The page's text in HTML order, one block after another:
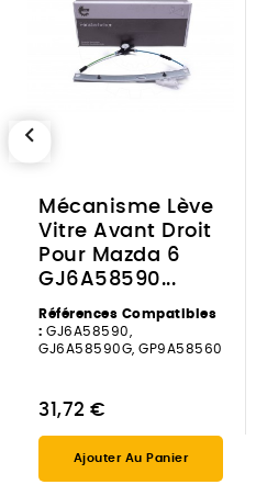
Mécanisme Lève
Vitre Avant Droit
Pour Mazda 6
GJ6A58590...
Références Compatibles
: GJ6A58590,
GJ6A58590G, GP9A58560
31,72 €
Ajouter Au Panier
chevron_left